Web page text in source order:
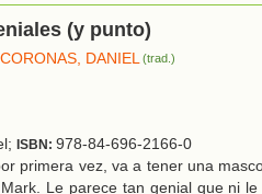
(y punto)
DANIEL (trad.)
ISBN: 978-84-696-2166-0
primera vez, va a tener una
Le parece tan genial que ni